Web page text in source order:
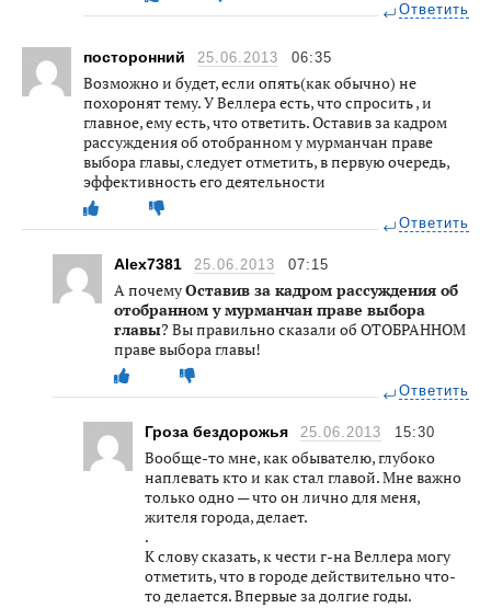
Ответить
посторонний 25.06.2013 06:35
Возможно и будет, если опять(как обычно) не
похоронят тему. У Веллера есть, что спросить , и
главное, ему есть, что ответить. Оставив за кадром
рассуждения об отобранном у мурманчан праве
выбора главы, следует отметить, в первую очередь,
эффективность его деятельности
Ответить
Alex7381 25.06.2013 07:15
А почемуОставив за кадром рассуждения об
отобранном у мурманчан праве выбора
главы? Вы правильно сказали об ОТОБРАННОМ
праве выбора главы!
Ответить
Гроза бездорожья 25.06.2013 15:30
Вообще-то мне, как обывателю, глубоко
наплевать кто и как стал главой. Мне важно
только одно — что он лично для меня,
жителя города, делает.
.
К слову сказать, к чести г-на Веллера могу
отметить, что в городе действительно что-
то делается. Впервые за долгие годы.